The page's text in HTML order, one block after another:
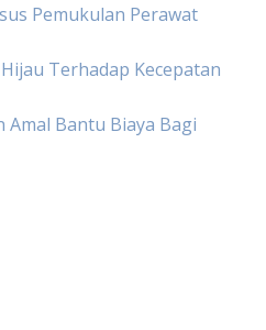
Pemukulan Perawat
Terhadap Kecepatan
Bantu Biaya Bagi